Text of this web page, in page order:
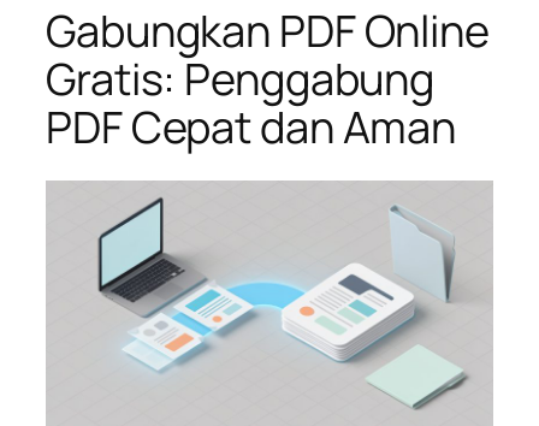
Gabungkan PDF Online
Gratis: Penggabung
PDF Cepat dan Aman